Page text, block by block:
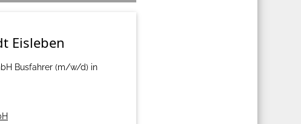
Eisleben
Busfahrer (m/w/d) in